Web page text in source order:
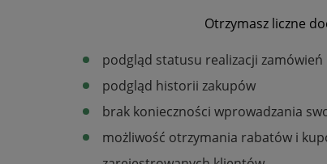
Otrzymasz liczne
podgląd statusu realizacji zamówień
podgląd historii zakupów
brak konieczności wprowadzania
możliwość otrzymania rabatów i